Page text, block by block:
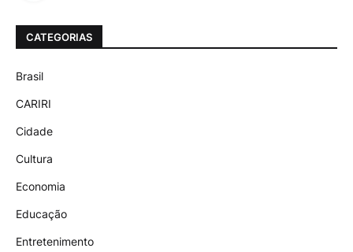
CATEGORIAS
Brasil
CARIRI
Cidade
Cultura
Economia
Educação
Entretenimento